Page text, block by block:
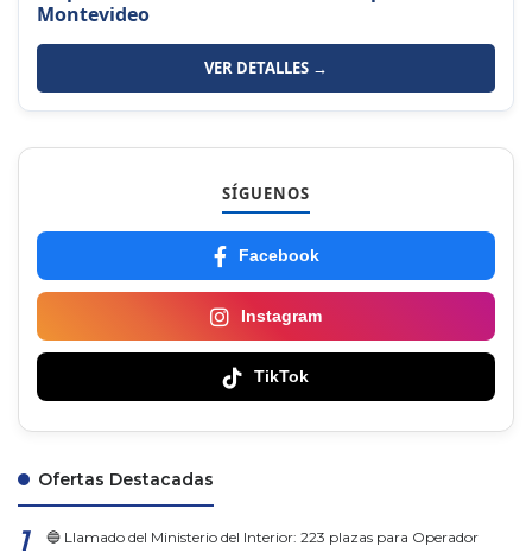
Montevideo
VER DETALLES →
SÍGUENOS
Facebook
Instagram
TikTok
Ofertas Destacadas
🔵 Llamado del Ministerio del Interior: 223 plazas para Operador